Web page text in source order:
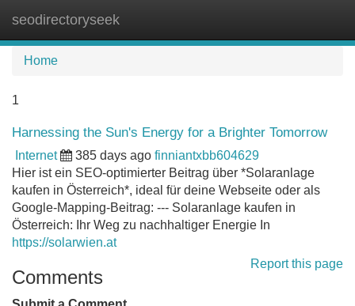
seodirectoryseek
Home
1
Harnessing the Sun's Energy for a Brighter Tomorrow
Internet 385 days ago finniantxbb604629
Hier ist ein SEO-optimierter Beitrag über *Solaranlage
kaufen in Österreich*, ideal für deine Webseite oder als
Google-Mapping-Beitrag: --- Solaranlage kaufen in
Österreich: Ihr Weg zu nachhaltiger Energie In
https://solarwien.at
Report this page
Comments